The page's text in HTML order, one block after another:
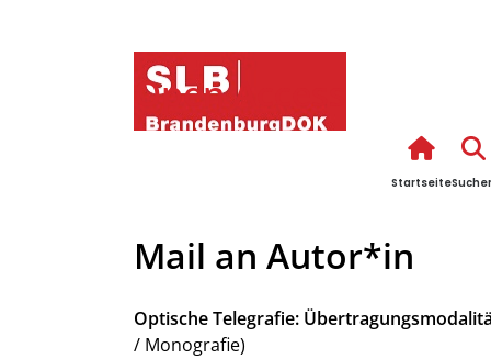
Open Access
Startseite
Mail an Autor*in
Optische Telegrafie:
/ Monografie)